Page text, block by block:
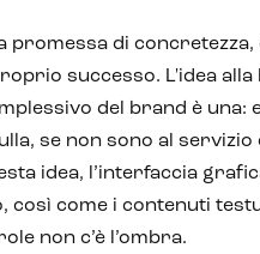
di concretezza,
successo. L'idea alla
del brand è una:
se non sono al servizio
idea, l’interfaccia
così come i contenuti
non c’è l’ombra.